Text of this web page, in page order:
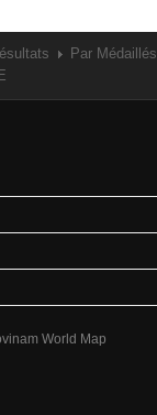
Par Médaillés
World Map